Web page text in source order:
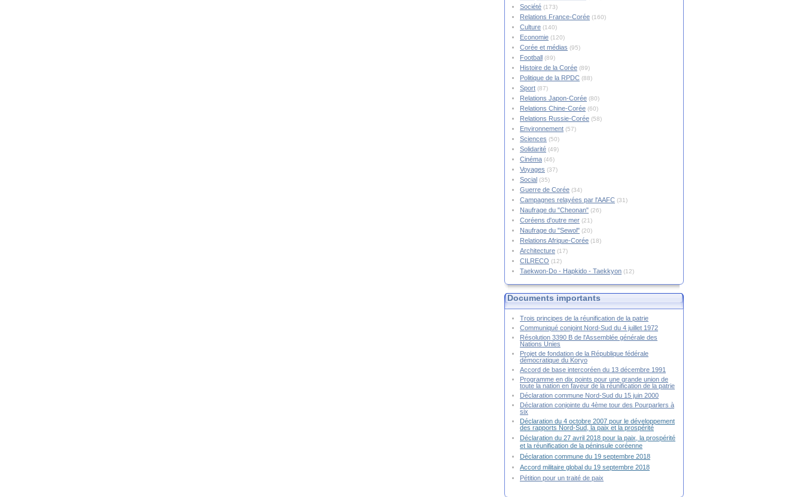
Société (173)
Relations France-Corée (160)
Culture (140)
Economie (120)
Corée et médias (95)
Football (89)
Histoire de la Corée (89)
Politique de la RPDC (88)
Sport (87)
Relations Japon-Corée (80)
Relations Chine-Corée (60)
Relations Russie-Corée (58)
Environnement (57)
Sciences (50)
Solidarité (49)
Cinéma (46)
Voyages (37)
Social (35)
Guerre de Corée (34)
Campagnes relayées par l'AAFC (31)
Naufrage du "Cheonan" (26)
Coréens d'outre mer (21)
Naufrage du "Sewol" (20)
Relations Afrique-Corée (18)
Architecture (17)
CILRECO (12)
Taekwon-Do - Hapkido - Taekkyon (12)
Documents importants
Trois principes de la réunification de la patrie
Communiqué conjoint Nord-Sud du 4 juillet 1972
Résolution 3390 B de l'Assemblée générale des
Nations Unies
Projet de fondation de la République fédérale
démocratique du Koryo
Accord de base intercoréen du 13 décembre 1991
Programme en dix points pour une grande union de
toute la nation en faveur de la réunification de la patrie
Déclaration commune Nord-Sud du 15 juin 2000
Déclaration conjointe du 4ème tour des Pourparlers à
six
Déclaration du 4 octobre 2007 pour le développement
des rapports Nord-Sud, la paix et la prospérité
Déclaration du 27 avril 2018 pour la paix, la prospérité
et la réunification de la péninsule coréenne
Déclaration commune du 19 septembre 2018
Accord militaire global du 19 septembre 2018
Pétition pour un traité de paix